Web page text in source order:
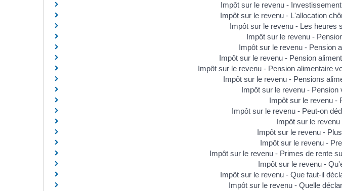
Impôt sur le revenu -
Impôt sur le revenu - L'allocation
Impôt sur le revenu - Les heures
Impôt sur le revenu -
Impôt sur le revenu - Pension
Impôt sur le revenu - Pension
Impôt sur le revenu - Pension alimentaire
Impôt sur le revenu - Pensions
Impôt sur le revenu -
Impôt sur le revenu -
Impôt sur le revenu - Peut-on
Impôt sur le
Impôt sur le revenu -
Impôt sur le revenu -
Impôt sur le revenu - Primes de rente
Impôt sur le revenu -
Impôt sur le revenu - Que faut-il
Impôt sur le revenu - Quelle